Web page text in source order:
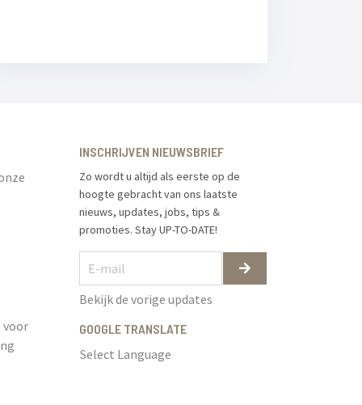
voor
INSCHRIJVEN NIEUWSBRIEF
Zo wordt u altijd als eerste op de
hoogte gebracht van ons laatste
nieuws, updates, jobs, tips &
promoties. Stay UP-TO-DATE!
Bekijk de vorige updates
GOOGLE TRANSLATE
Select Language